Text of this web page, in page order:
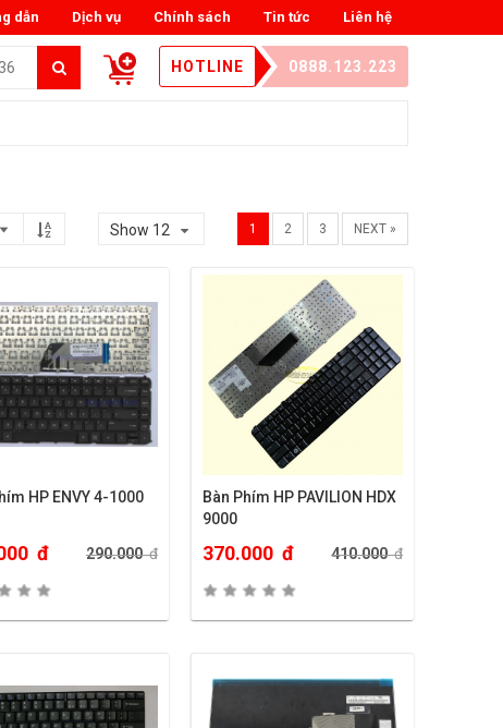
Liên hệ
Tin tức
Chính sách
Dịch vụ
dẫn
HOTLINE 0888.123.223
1 2 3 NEXT »
Show 12
HP ENVY 4-1000
đ 290.000đ
Bàn Phím HP PAVILION HDX
9000
370.000 đ 410.000đ